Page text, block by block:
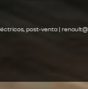
| renault@massymotors.co